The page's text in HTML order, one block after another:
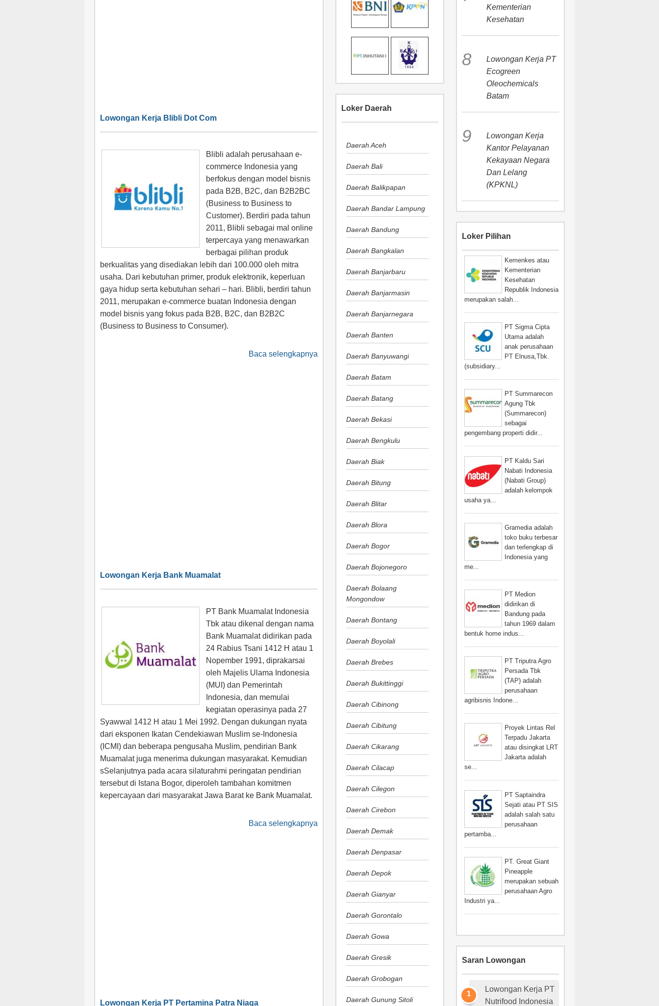
Lowongan Kerja Blibli Dot Com
Blibli adalah perusahaan e-
commerce Indonesia yang
berfokus dengan model bisnis
pada B2B, B2C, dan B2B2BC
(Business to Business to
Customer). Berdiri pada tahun
2011, Blibli sebagai mal online
terpercaya yang menawarkan
berbagai pilihan produk
berkualitas yang disediakan lebih dari 100.000 oleh mitra
usaha. Dari kebutuhan primer, produk elektronik, keperluan
gaya hidup serta kebutuhan sehari – hari. Blibli, berdiri tahun
2011, merupakan e-commerce buatan Indonesia dengan
model bisnis yang fokus pada B2B, B2C, dan B2B2C
(Business to Business to Consumer).
Baca selengkapnya
Lowongan Kerja Bank Muamalat
PT Bank Muamalat Indonesia
Tbk atau dikenal dengan nama
Bank Muamalat didirikan pada
24 Rabius Tsani 1412 H atau 1
Nopember 1991, diprakarsai
oleh Majelis Ulama Indonesia
(MUI) dan Pemerintah
Indonesia, dan memulai
kegiatan operasinya pada 27
Syawwal 1412 H atau 1 Mei 1992. Dengan dukungan nyata
dari eksponen Ikatan Cendekiawan Muslim se-Indonesia
(ICMI) dan beberapa pengusaha Muslim, pendirian Bank
Muamalat juga menerima dukungan masyarakat. Kemudian
sSelanjutnya pada acara silaturahmi peringatan pendirian
tersebut di Istana Bogor, diperoleh tambahan komitmen
kepercayaan dari masyarakat Jawa Barat ke Bank Muamalat.
Baca selengkapnya
Lowongan Kerja PT Pertamina Patra Niaga
Loker Daerah
Daerah Aceh
Daerah Bali
Daerah Balikpapan
Daerah Bandar Lampung
Daerah Bandung
Daerah Bangkalan
Daerah Banjarbaru
Daerah Banjarmasin
Daerah Banjarnegara
Daerah Banten
Daerah Banyuwangi
Daerah Batam
Daerah Batang
Daerah Bekasi
Daerah Bengkulu
Daerah Biak
Daerah Bitung
Daerah Blitar
Daerah Blora
Daerah Bogor
Daerah Bojonegoro
Daerah Bolaang
Mongondow
Daerah Bontang
Daerah Boyolali
Daerah Brebes
Daerah Bukittinggi
Daerah Cibinong
Daerah Cibitung
Daerah Cikarang
Daerah Cilacap
Daerah Cilegon
Daerah Cirebon
Daerah Demak
Daerah Denpasar
Daerah Depok
Daerah Gianyar
Daerah Gorontalo
Daerah Gowa
Daerah Gresik
Daerah Grobogan
Daerah Gunung Sitoli
Kementerian
Kesehatan
Lowongan Kerja PT
Ecogreen
Oleochemicals
Batam
Lowongan Kerja
Kantor Pelayanan
Kekayaan Negara
Dan Lelang
(KPKNL)
Loker Pilihan
Kemenkes atau
Kementerian
Kesehatan
Republik Indonesia
merupakan salah...
PT Sigma Cipta
Utama adalah
anak perusahaan
PT Elnusa,Tbk.
(subsidiary...
PT Summarecon
Agung Tbk
(Summarecon)
sebagai
pengembang properti didir...
PT Kaldu Sari
Nabati Indonesia
(Nabati Group)
adalah kelompok
usaha ya...
Gramedia adalah
toko buku terbesar
dan terlengkap di
Indonesia yang
me...
PT Medion
didirikan di
Bandung pada
tahun 1969 dalam
bentuk home indus...
PT Triputra Agro
Persada Tbk
(TAP) adalah
perusahaan
agribisnis Indone...
Proyek Lintas Rel
Terpadu Jakarta
atau disingkat LRT
Jakarta adalah
se...
PT Saptaindra
Sejati atau PT SIS
adalah salah satu
perusahaan
pertamba...
PT. Great Giant
Pineapple
merupakan sebuah
perusahaan Agro
Industri ya...
Saran Lowongan
Lowongan Kerja PT
Nutrifood Indonesia